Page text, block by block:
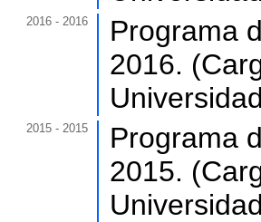
2016 - 2016
Programa
2016.
2015 - 2015
Programa
2015.